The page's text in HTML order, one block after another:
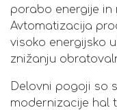
porabo energije in
Avtomatizacija
visoko energijsko
znižanju
Delovni pogoji so
modernizacije hal